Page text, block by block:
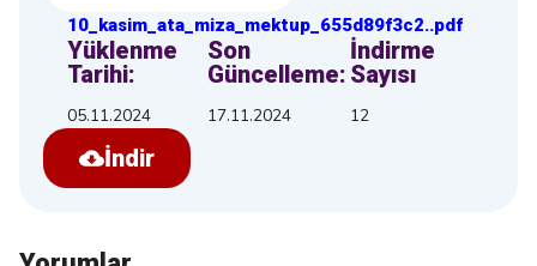
10_kasim_ata_miza_mektup_655d89f3c2..pdf
Yüklenme
Tarihi:
05.11.2024
Son
Güncelleme:
17.11.2024
İndirme
Sayısı
12
İndir